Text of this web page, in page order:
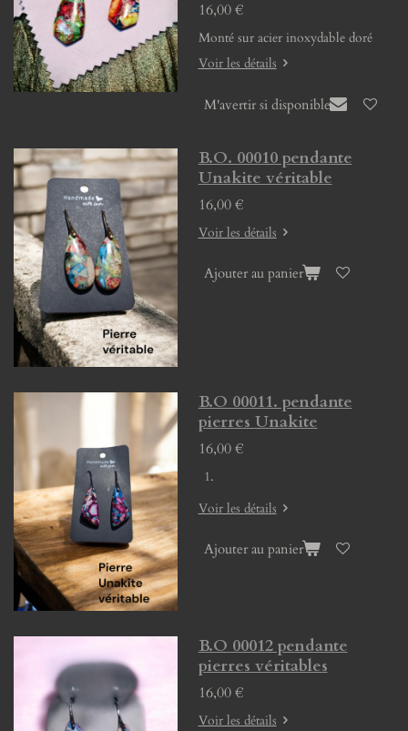
16,00 €
Monté sur acier inoxydable doré
Voir les détails
M'avertir si disponible
B.O. 00010 pendante
Unakite véritable
16,00 €
Voir les détails
Ajouter au panier
B.O 00011. pendante
pierres Unakite
16,00 €
Voir les détails
Ajouter au panier
B.O 00012 pendante
pierres véritables
16,00 €
Voir les détails